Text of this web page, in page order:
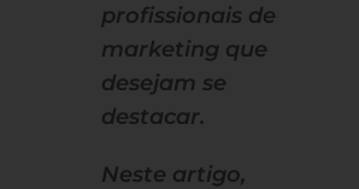
profissionais de
marketing que
desejam se
destacar.
Neste artigo,